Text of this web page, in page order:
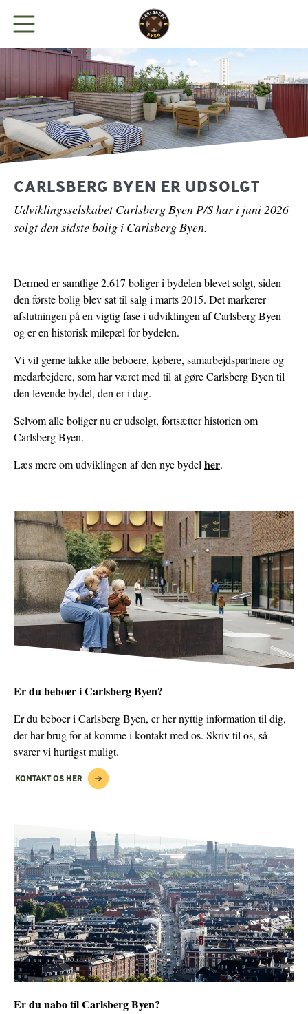
LEJ KONTOR
BUTIKKER
SPIS
PARKERING
BOLIGER
CARLSBERG BYEN ER UDSOLGT
Udviklingsselskabet Carlsberg Byen P/S har i juni 2026
solgt den sidste bolig i Carlsberg Byen.
Dermed er samtlige 2.617 boliger i bydelen blevet solgt, siden
den første bolig blev sat til salg i marts 2015. Det markerer
afslutningen på en vigtig fase i udviklingen af Carlsberg Byen
og er en historisk milepæl for bydelen.
Vi vil gerne takke alle beboere, købere, samarbejdspartnere og
medarbejdere, som har været med til at gøre Carlsberg Byen til
den levende bydel, den er i dag.
Selvom alle boliger nu er udsolgt, fortsætter historien om
Carlsberg Byen.
Læs mere om udviklingen af den nye bydel her.
Er du beboer i Carlsberg Byen?
Er du beboer i Carlsberg Byen, er her nyttig information til dig,
der har brug for at komme i kontakt med os. Skriv til os, så
svarer vi hurtigst muligt.
KONTAKT OS HER
Er du nabo til Carlsberg Byen?